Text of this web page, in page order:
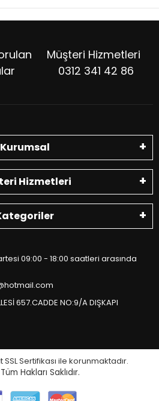
Müşteri Hizmetleri
0312 341 42 86
Kurumsal
Hizmetleri
09:00 - 18:00 saatleri arasında
657.CADDE NO:9/A DIŞKAPI
Sertifikası ile korunmaktadır.
Tüm Hakları Saklıdır.